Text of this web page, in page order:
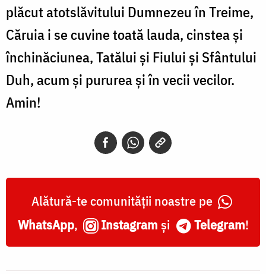
plăcut atotslăvitului Dumnezeu în Treime,
Căruia i se cuvine toată lauda, cinstea și
închinăciunea, Tatălui și Fiului și Sfântului
Duh, acum și pururea și în vecii vecilor.
Amin!
Alătură-te comunității noastre pe
WhatsApp, Instagram și Telegram!